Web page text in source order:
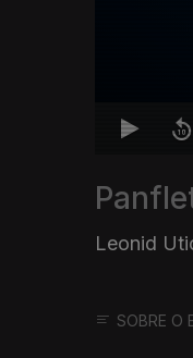
Leonid
SOBRE O